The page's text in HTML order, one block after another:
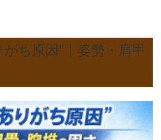
ち原因”｜姿勢・肩甲